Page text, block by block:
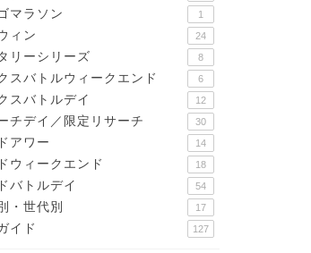
マラソン 1
ィン 24
リーシリーズ 8
スバトルウィークエンド 6
スバトルデイ 12
チデイ／限定リサーチ 30
アワー 14
ウィークエンド 18
バトルデイ 54
・世代別 17
イド 127